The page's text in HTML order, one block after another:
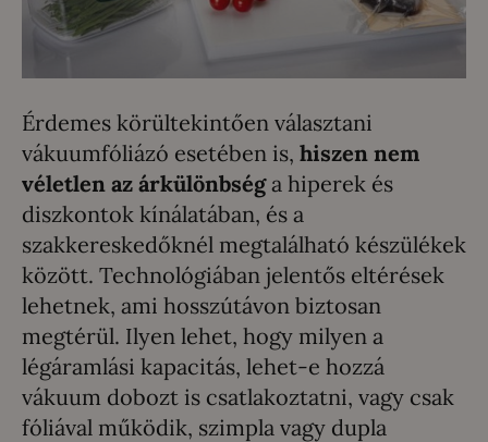
Érdemes körültekintően választani
vákuumfóliázó esetében is, hiszen nem
véletlen az árkülönbséga hiperek és
diszkontok kínálatában, és a
szakkereskedőknél megtalálható készülékek
között. Technológiában jelentős eltérések
lehetnek, ami hosszútávon biztosan
megtérül. Ilyen lehet, hogy milyen a
légáramlási kapacitás, lehet-e hozzá
vákuum dobozt is csatlakoztatni, vagy csak
fóliával működik, szimpla vagy dupla